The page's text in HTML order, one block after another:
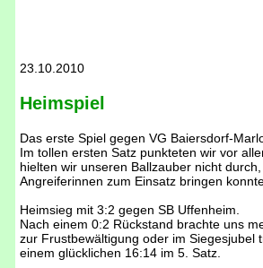
23.10.2010
Heimspiel
Das erste Spiel gegen VG Baiersdorf-
Im tollen ersten Satz punkteten wir vor
hielten wir unseren Ballzauber nicht
Angreiferinnen zum Einsatz bringen
Heimsieg mit 3:2 gegen SB Uffenheim.
Nach einem 0:2 Rückstand brachte uns
zur Frustbewältigung oder im Siegesjubel
einem glücklichen 16:14 im 5. Satz.